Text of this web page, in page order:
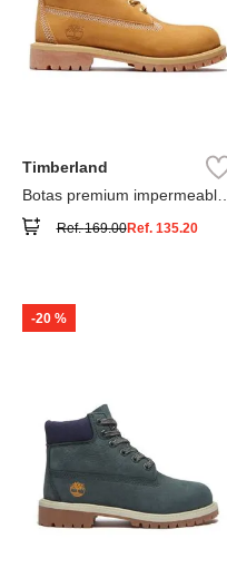
Timberland
Botas premium impermeables
Ref.169.00Ref. 135.20
-20 %